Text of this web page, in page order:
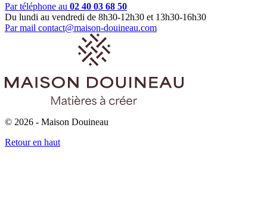
Par téléphone au 02 40 03 68 50
Du lundi au vendredi de 8h30-12h30 et 13h30-16h30
Par mail contact@maison-douineau.com
© 2026 - Maison Douineau
Retour en haut